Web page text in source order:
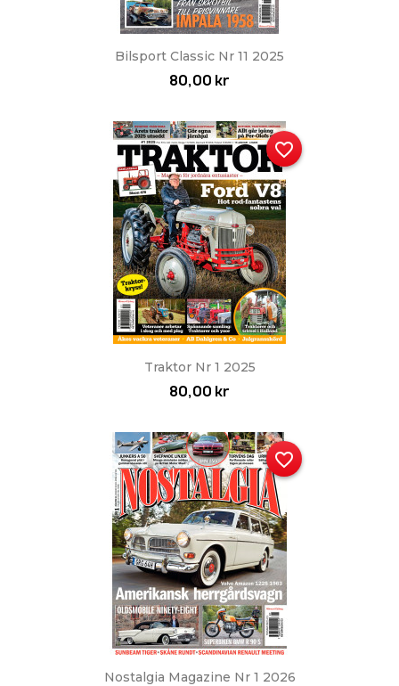
Bilsport Classic Nr 11 2025
80,00 kr
Traktor Nr 1 2025
80,00 kr
favorite_border
Nostalgia Magazine Nr 1 2026
favorite_border